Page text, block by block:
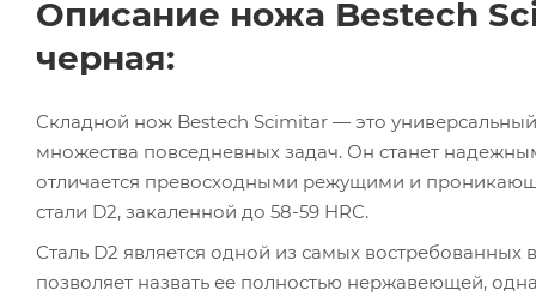
Описание ножа Bestech
черная:
Складной нож Bestech Scimitar — это
множества повседневных задач. Он станет
отличается превосходными режущими и
стали D2, закаленной до 58-59 HRC.
Сталь D2 является одной из самых
позволяет назвать ее полностью нержавеющей,